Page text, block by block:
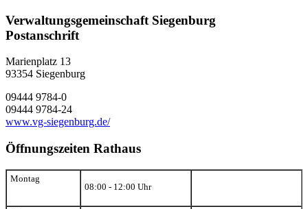
Verwaltungsgemeinschaft Siegenburg
Postanschrift
Marienplatz 13
93354 Siegenburg
09444 9784-0
09444 9784-24
www.vg-siegenburg.de/
Öffnungszeiten Rathaus
Montag
08:00 - 12:00 Uhr